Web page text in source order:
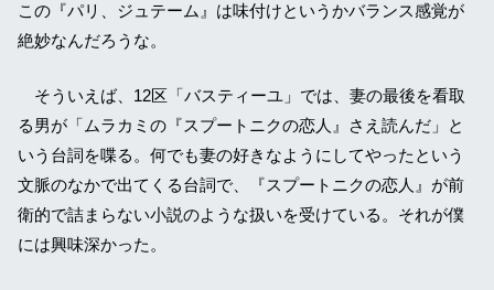
この『パリ、ジュテーム』は味付けというかバランス感覚が
絶妙なんだろうな。
そういえば、12区「バスティーユ」では、妻の最後を看取
る男が「ムラカミの『スプートニクの恋人』さえ読んだ」と
いう台詞を喋る。何でも妻の好きなようにしてやったという
文脈のなかで出てくる台詞で、『スプートニクの恋人』が前
衛的で詰まらない小説のような扱いを受けている。それが僕
には興味深かった。